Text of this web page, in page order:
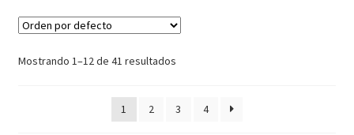
Mostrando 1–12 de 41 resultados
1 2 3 4